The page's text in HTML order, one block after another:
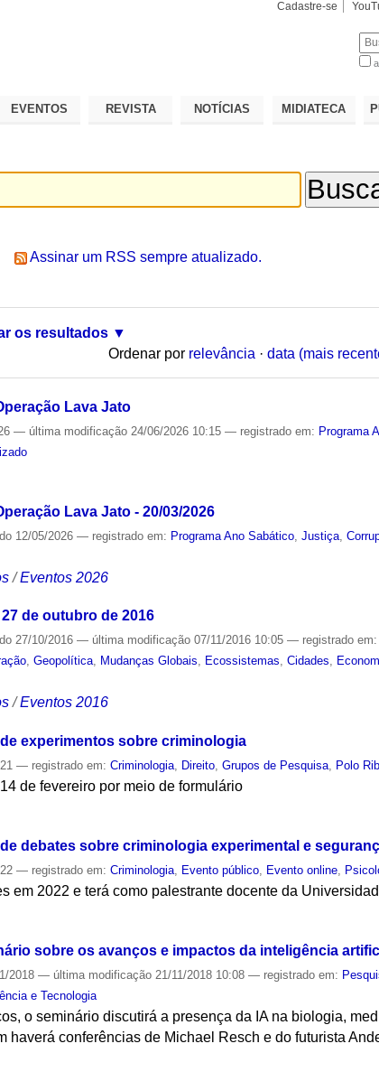
Cadastre-se
EVENTOS REVISTA NOTÍCIAS MIDIATECA
Assinar um RSS sempre atualizado.
os resultados
Ordenar por relevância · data (mais
Lava Jato
— última modificação 24/06/2026 10:15— registrado em: Programa
Lava Jato - 20/03/2026
12/05/2026— registrado em: Programa Ano Sabático ,Justiça ,
/Eventos 2026
de outubro de 2016
27/10/2016— última modificação 07/11/2016 10:05— registrado em:
,Geopolítica, Mudanças Globais, Ecossistemas,Cidades,
/Eventos 2016
experimentos sobre criminologia
— registrado em:Criminologia, Direito,Grupos de Pesquisa, Polo
de fevereiro por meio de formulário
debates sobre criminologia experimental e
— registrado em:Criminologia Evento público Evento online
em 2022 e terá como palestrante docente da
sobre os avanços e impactos da inteligência
2018— última modificação 21/11/2018 10:08— registrado em:
e Tecnologia
o seminário discutirá a presença da IA na biologia,
haverá conferências de Michael Resch e do futurista